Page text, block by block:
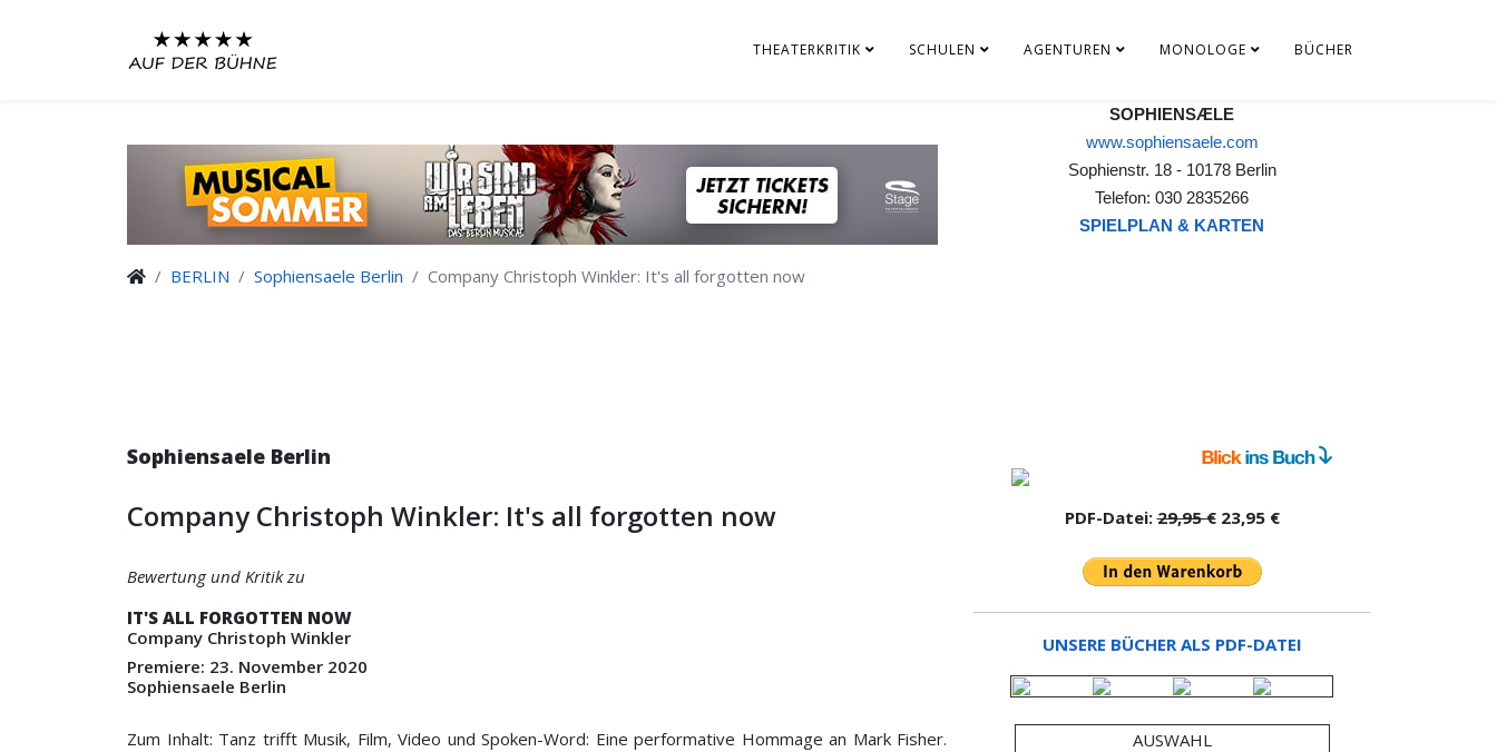
THEATERKRITIK SCHULEN AGENTUREN MONOLOGE BÜCHER
SOPHIENSÆLE
www.sophiensaele.com
Sophienstr. 18 - 10178 Berlin
Telefon: 030 2835266
SPIELPLAN & KARTEN
BERLIN Sophiensaele Berlin Company Christoph Winkler: It's all forgotten now
Sophiensaele Berlin
Company Christoph Winkler: It's all forgotten now
Bewertung und Kritik zu
IT'S ALL FORGOTTEN NOW
Company Christoph Winkler
Premiere: 23. November 2020
Sophiensaele Berlin
Zum Inhalt: Tanz trifft Musik, Film, Video und Spoken-Word: Eine performative Hommage an Mark Fisher.
PDF-Datei:29,95 €23,95 €
UNSERE BÜCHER ALS PDF-DATEI
AUSWAHL